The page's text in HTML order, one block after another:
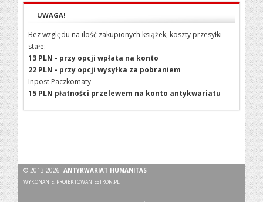
UWAGA!
Bez względu na ilość zakupionych książek, koszty przesyłki
stałe:
13 PLN - przy opcji wpłata na konto
22 PLN - przy opcji wysyłka za pobraniem
Inpost Paczkomaty
15 PLN płatności przelewem na konto antykwariatu
© 2013-2026ANTYKWARIAT HUMANITAS
WYKONANIE: PROJEKTOWANIESTRON.PL